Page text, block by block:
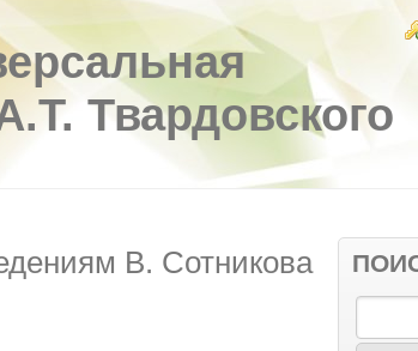
Твардовского
В. Сотникова